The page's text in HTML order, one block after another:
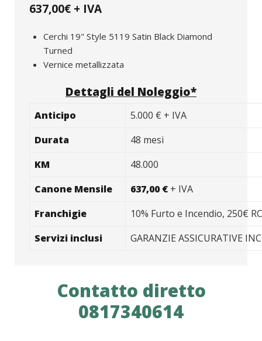
637,00€ + IVA
Cerchi 19" Style 5119 Satin Black Diamond
Turned
Vernice metallizzata
Dettagli del Noleggio*
Anticipo
5.000 € + IVA
Durata
48 mesi
KM
48.000
Canone Mensile
637,00 € + IVA
Franchigie
10% Furto e Incendio, 250€
Servizi inclusi
GARANZIE ASSICURATIVE
Contatto diretto
0817340614